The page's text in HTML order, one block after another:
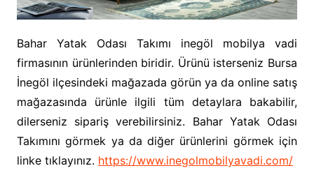
Bahar Yatak Odası Takımı inegöl mobilya vadi
firmasının ürünlerinden biridir. Ürünü isterseniz Bursa
İnegöl ilçesindeki mağazada görün ya da online satış
mağazasında ürünle ilgili tüm detaylara bakabilir,
dilerseniz sipariş verebilirsiniz. Bahar Yatak Odası
Takımını görmek ya da diğer ürünlerini görmek için
linke tıklayınız. https://www.inegolmobilyavadi.com/